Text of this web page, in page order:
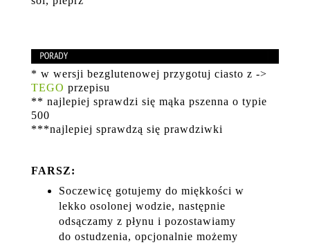
* w wersji bezglutenowej przygotuj ciasto z ->
TEGO przepisu
** najlepiej sprawdzi się mąka pszenna o typie
500
***najlepiej sprawdzą się prawdziwki
FARSZ:
Soczewicę gotujemy do miękkości w
lekko osolonej wodzie, następnie
odsączamy z płynu i pozostawiamy
do ostudzenia, opcjonalnie możemy